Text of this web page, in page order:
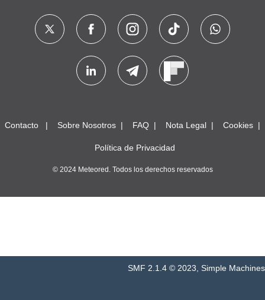
Contacto Sobre Nosotros FAQ Nota Legal Cookies
Política de Privacidad
© 2024 Meteored. Todos los derechos reservados
SMF 2.1.4 © 2023 Simple Machines